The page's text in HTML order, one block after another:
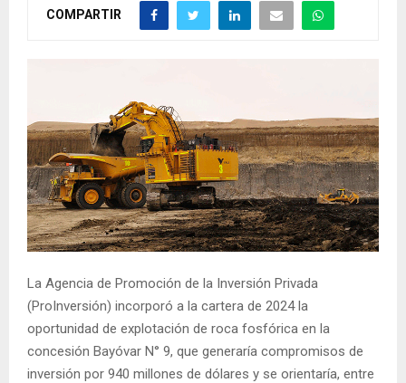
COMPARTIR
La Agencia de Promoción de la Inversión Privada
(ProInversión) incorporó a la cartera de 2024 la
oportunidad de explotación de roca fosfórica en la
concesión Bayóvar N° 9, que generaría compromisos de
inversión por 940 millones de dólares y se orientaría, entre